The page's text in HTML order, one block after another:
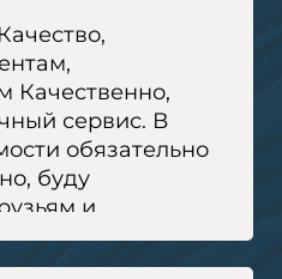
Качественно,
сервис. В
обязательно
буду
и
это самая
желание клиента